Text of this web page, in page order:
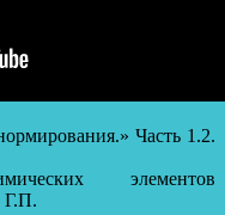
Часть 1.2.
элементов
Г.П.